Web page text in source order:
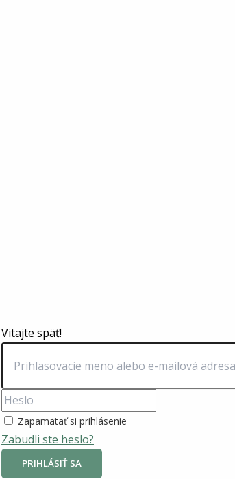
Vitajte späť!
Zapamätať si prihlásenie
Zabudli ste heslo?
PRIHLÁSIŤ SA